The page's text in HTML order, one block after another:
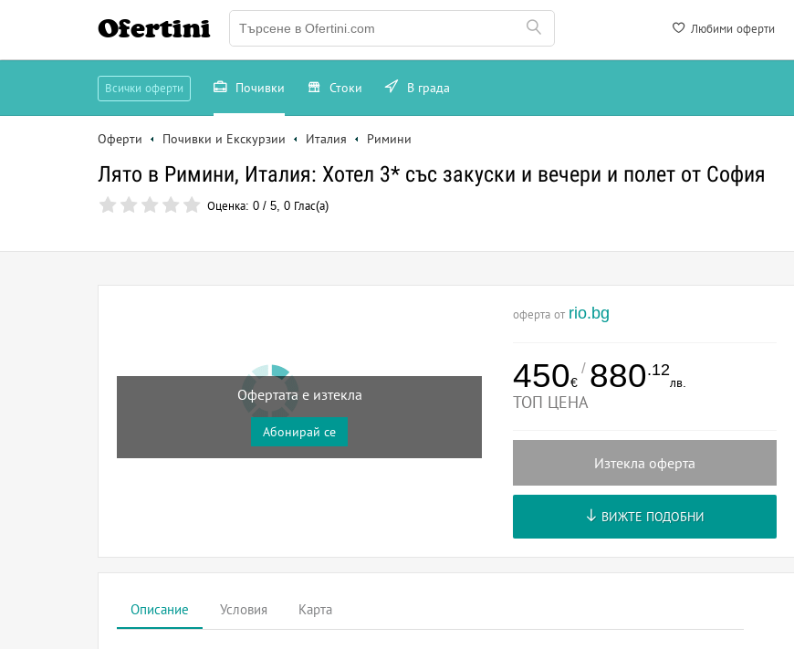
Любими оферти
Ofertini
Всички оферти Почивки Стоки В града
Оферти Почивки и Екскурзии Италия Римини
Лято в Римини, Италия: Хотел 3* със закуски и вечери и полет от София
Оценка: 0 / 5, 0 Глас(а)
Офертата е изтекла
Абонирай се
оферта от rio.bg
450€
/ 880.12
лв.
ТОП ЦЕНА
Изтекла оферта
ВИЖТЕ ПОДОБНИ
Описание Условия Карта